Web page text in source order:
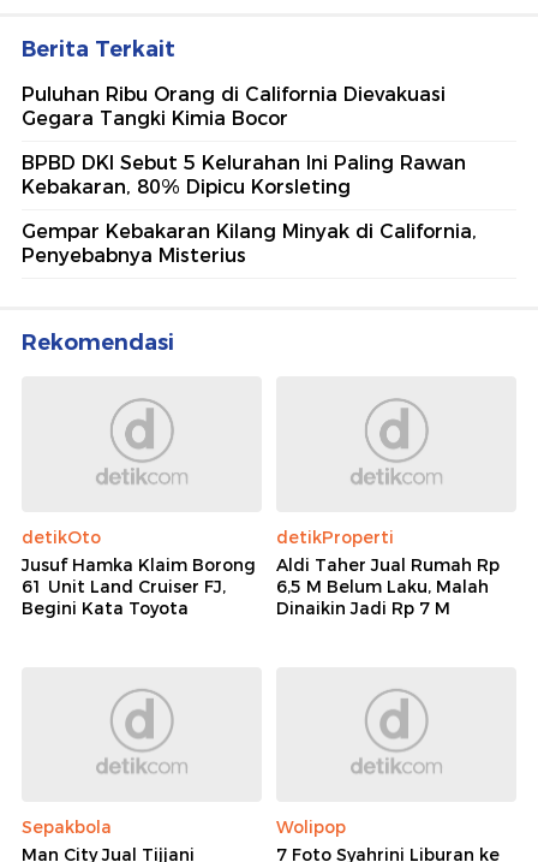
Berita Terkait
Puluhan Ribu Orang di California Dievakuasi
Gegara Tangki Kimia Bocor
BPBD DKI Sebut 5 Kelurahan Ini Paling Rawan
Kebakaran, 80% Dipicu Korsleting
Gempar Kebakaran Kilang Minyak di California,
Penyebabnya Misterius
Rekomendasi
detikOto
Jusuf Hamka Klaim Borong
61 Unit Land Cruiser FJ,
Begini Kata Toyota
detikProperti
Aldi Taher Jual Rumah Rp
6,5 M Belum Laku, Malah
Dinaikin Jadi Rp 7 M
Sepakbola
Man City Jual Tijjani
Wolipop
7 Foto Syahrini Liburan ke